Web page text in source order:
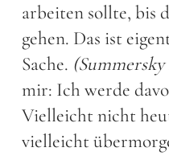
arbeiten sollte, bis
gehen. Das ist
Sache.
mir: Ich werde
Vielleicht nicht
vielleicht